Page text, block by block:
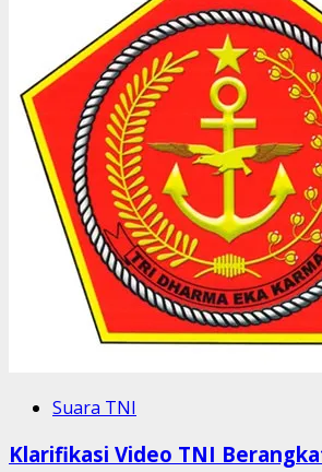
Suara TNI
Klarifikasi Video TNI